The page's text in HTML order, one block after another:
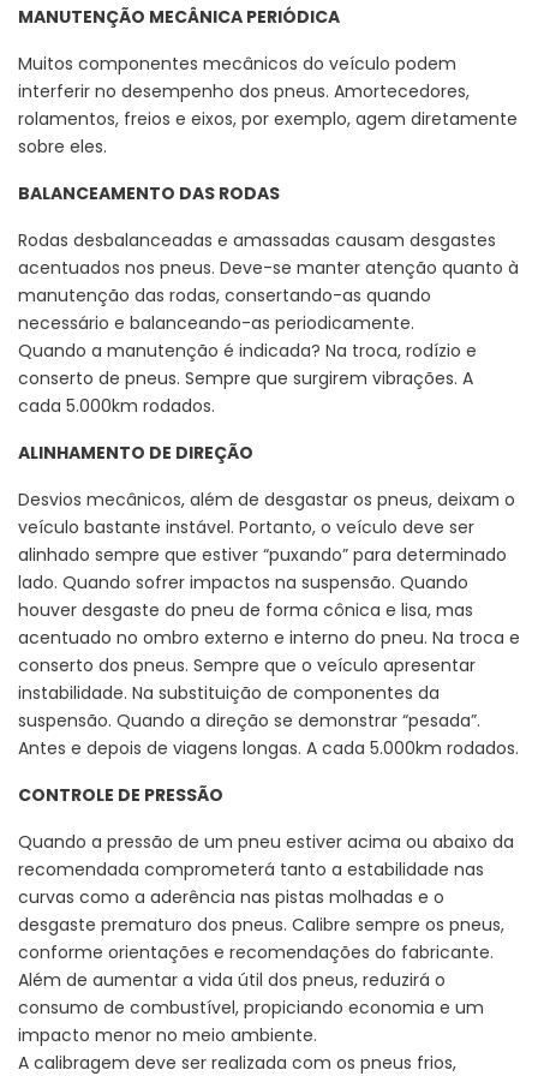
MANUTENÇÃO MECÂNICA PERIÓDICA
Muitos componentes mecânicos do veículo podem
interferir no desempenho dos pneus. Amortecedores,
rolamentos, freios e eixos, por exemplo, agem diretamente
sobre eles.
BALANCEAMENTO DAS RODAS
Rodas desbalanceadas e amassadas causam desgastes
acentuados nos pneus. Deve-se manter atenção quanto à
manutenção das rodas, consertando-as quando
necessário e balanceando-as periodicamente.
Quando a manutenção é indicada? Na troca, rodízio e
conserto de pneus. Sempre que surgirem vibrações. A
cada 5.000km rodados.
ALINHAMENTO DE DIREÇÃO
Desvios mecânicos, além de desgastar os pneus, deixam o
veículo bastante instável. Portanto, o veículo deve ser
alinhado sempre que estiver “puxando” para determinado
lado. Quando sofrer impactos na suspensão. Quando
houver desgaste do pneu de forma cônica e lisa, mas
acentuado no ombro externo e interno do pneu. Na troca e
conserto dos pneus. Sempre que o veículo apresentar
instabilidade. Na substituição de componentes da
suspensão. Quando a direção se demonstrar “pesada”.
Antes e depois de viagens longas. A cada 5.000km rodados.
CONTROLE DE PRESSÃO
Quando a pressão de um pneu estiver acima ou abaixo da
recomendada comprometerá tanto a estabilidade nas
curvas como a aderência nas pistas molhadas e o
desgaste prematuro dos pneus. Calibre sempre os pneus,
conforme orientações e recomendações do fabricante.
Além de aumentar a vida útil dos pneus, reduzirá o
consumo de combustível, propiciando economia e um
impacto menor no meio ambiente.
A calibragem deve ser realizada com os pneus frios,